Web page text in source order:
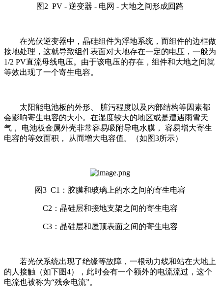
图2 PV - 逆变器 - 电网 - 大地之间形成回路
在光伏逆变器中，晶硅组件为浮地系统，而组件的边框做
接地处理，这就导致组件表面对大地存在一定的电压，一般为
1/2 PV直流母线电压。由于该电压的存在，组件和大地之间就
等效出现了一个寄生电容。
太阳能电池板的外形、 脏污程度以及内部结构等因素都
会影响寄生电容的大小。在湿度较大的地区或是遭遇雨雪天
气， 电池板金属外壳非常容易吸附导电水膜， 容易增大寄生
电容的等效面积， 从而增大电容值。（如图3所示）
图3 C1：胶膜和玻璃上的水之间的寄生电容
C2：晶硅层和接地支架之间的寄生电容
C3：晶硅层和屋顶表面之间的寄生电容
若光伏系统出现了绝缘等故障，一根动力线和站在大地上
的人接触（如下图4），此时会有一个额外的电流流过，这个
电流也被称为“残余电流”。